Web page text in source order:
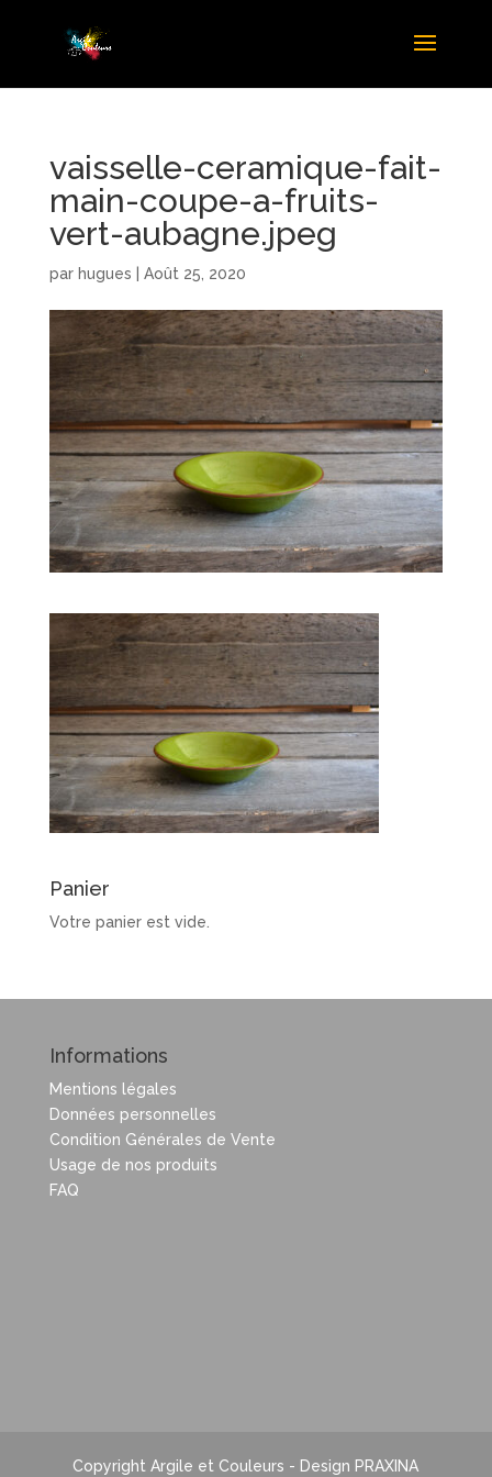
vaisselle-ceramique-fait-
main-coupe-a-fruits-
vert-aubagne.jpeg
par hugues Août 25, 2020
Panier
Votre panier est vide.
Informations
Mentions légales
Données personnelles
Condition Générales de Vente
Usage de nos produits
FAQ
Copyright Argile et Couleurs - Design PRAXINA